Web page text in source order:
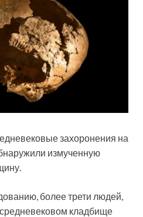
захоронения на
измученную
более трети людей,
кладбище